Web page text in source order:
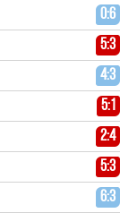
0:6
5:3
4:3
5:1
2:4
5:3
6:3